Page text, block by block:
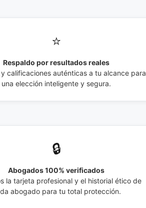
⭐
Respaldo por resultados reales
y calificaciones auténticas a tu alcance para
una elección inteligente y segura.
🔒
Abogados 100% verificados
la tarjeta profesional y el historial ético de
abogado para tu total protección.